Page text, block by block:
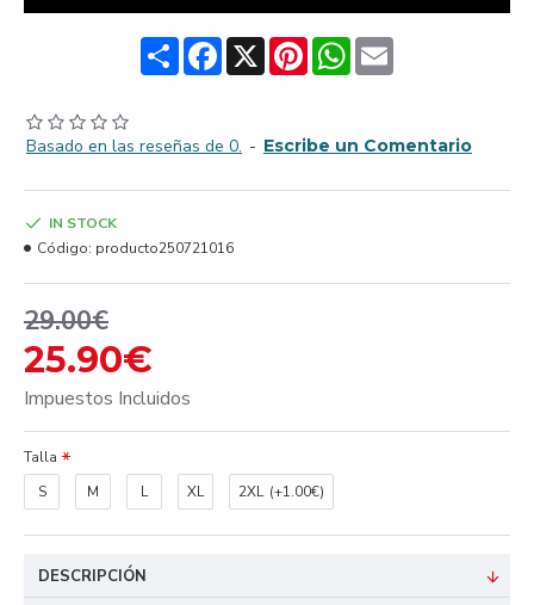
ShareFacebook
X PinterestWhatsApp
Email
Basado en las reseñas de 0. - Escribe un Comentario
25.90€
29.00€
Impuestos Incluidos
IN STOCK
Código: producto250721016
Talla
S
M L XL 2XL (+1.00€)
DESCRIPCIÓN